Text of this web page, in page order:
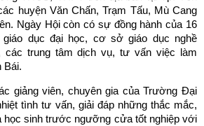
huyện Văn Chấn, Trạm Tấu, Mù Cang
Ngày Hội còn có sự đồng hành của 16
dục đại học, cơ sở giáo dục nghề
các trung tâm dịch vụ, tư vấn việc làm
Bái.
giảng viên, chuyên gia của Trường Đại
tình tư vấn, giải đáp những thắc mắc,
học sinh trước ngưỡng cửa tốt nghiệp với